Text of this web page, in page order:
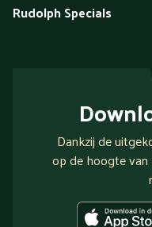
Rudolph Specials
Dankzij de
op de hoogte